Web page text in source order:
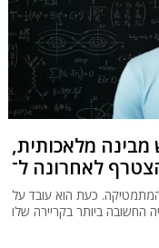
מלאכותית,
המתמטיקה. כעת הוא עובד על
החשובה ביותר בקריירה שלו